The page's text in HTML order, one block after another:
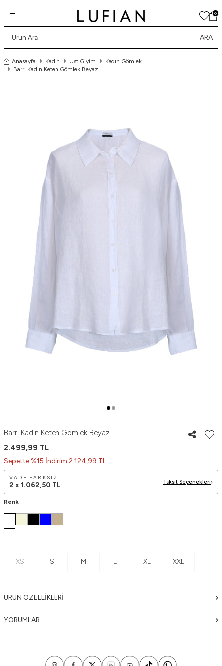
0
ARA
Anasayfa Kadın Üst Giyim
Kadın Gömlek
Barrı Kadın Keten Gömlek Beyaz
Barrı Kadın Keten Gömlek Beyaz
2.499,99 TL
Sepette %15 İndirim 2.124,99 TL
VADE FARKSIZ
2 x 1.062,50 TL Taksit Seçenekleri
Renk
XS S M L XL XXL
ÜRÜN ÖZELLIKLERI
YORUMLAR